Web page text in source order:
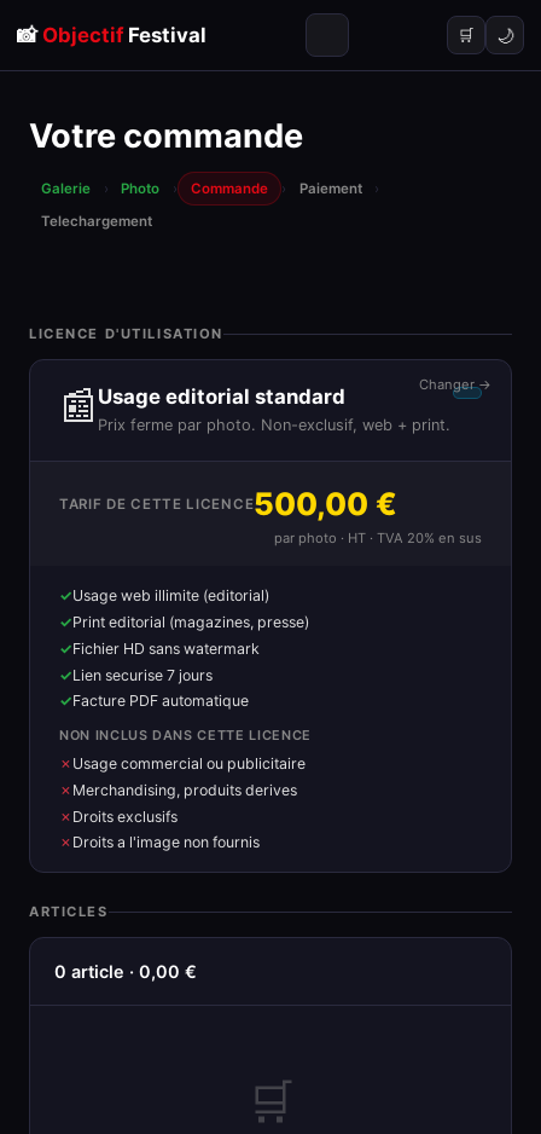
📸 ObjectifFestival 🛒 🌙
Votre commande
Galerie › Photo › Commande › Paiement
›
Telechargement
LICENCE D'UTILISATION
📰 Usage editorial standard
Prix ferme par photo. Non-exclusif, web + print.
Changer →
TARIF DE CETTE LICENCE500,00 €
par photo · HT · TVA 20% en sus
Usage web illimite (editorial)
Print editorial (magazines, presse)
Fichier HD sans watermark
Lien securise 7 jours
Facture PDF automatique
NON INCLUS DANS CETTE LICENCE
Usage commercial ou publicitaire
Merchandising, produits derives
Droits exclusifs
Droits a l'image non fournis
ARTICLES
0 article · 0,00 €
🛒